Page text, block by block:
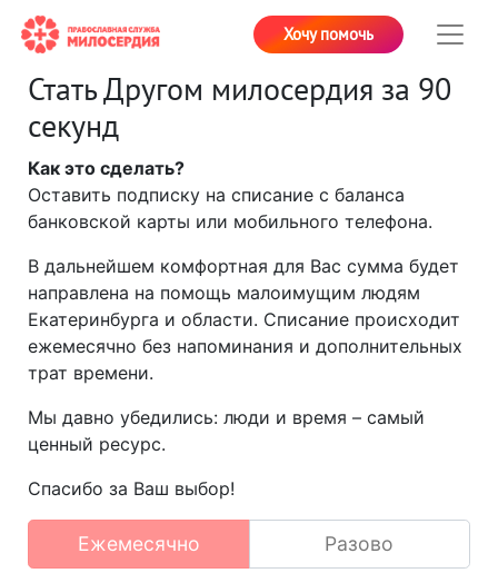
Хочу помочь
Стать Другом милосердия за 90
секунд
Как это сделать?
Оставить подписку на списание с баланса
банковской карты или мобильного телефона.
В дальнейшем комфортная для Вас сумма будет
направлена на помощь малоимущим людям
Екатеринбурга и области. Списание происходит
ежемесячно без напоминания и дополнительных
трат времени.
Мы давно убедились: люди и время – самый
ценный ресурс.
Спасибо за Ваш выбор!
Ежемесячно Разово